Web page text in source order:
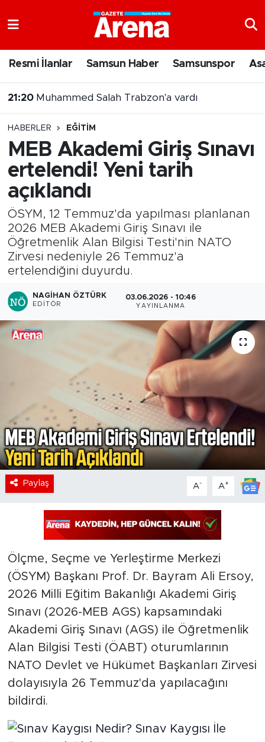
Resmi İlanlar Samsun Haber Samsunspor
21:20 Muhammed Salah Trabzon'a vardı
HABERLER EĞITIM
MEB Akademi Giriş Sınavı
ertelendi! Yeni tarih
açıklandı
ÖSYM, 12 Temmuz'da yapılması planlanan
2026 MEB Akademi Giriş Sınavı ile
Öğretmenlik Alan Bilgisi Testi'nin NATO
Zirvesi nedeniyle 26 Temmuz'a
ertelendiğini duyurdu.
NAGIHAN ÖZTÜRK
EDITÖR
03.06.2026 - 10:46
YAYINLANMA
Paylaş A- A+
Ölçme, Seçme ve Yerleştirme Merkezi
(ÖSYM) Başkanı Prof. Dr. Bayram Ali Ersoy,
2026 Milli Eğitim Bakanlığı Akademi Giriş
Sınavı (2026-MEB AGS) kapsamındaki
Akademi Giriş Sınavı (AGS) ile Öğretmenlik
Alan Bilgisi Testi (ÖABT) oturumlarının
NATO Devlet ve Hükümet Başkanları Zirvesi
dolayısıyla 26 Temmuz'da yapılacağını
bildirdi.
Süper Lig Puan Durumu ve Fikstür
Tüm Manşetler
Son Dakika Haberleri
Haber Arşivi